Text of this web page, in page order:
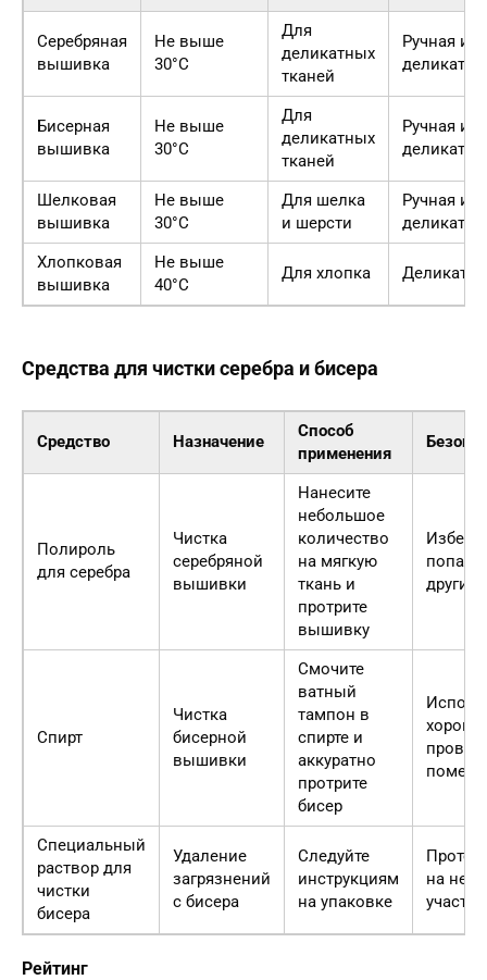
Серебряная
вышивка
Не выше
30°C
Для
деликатных
тканей
Ручная
Бисерная
вышивка
Не выше
30°C
Для
деликатных
тканей
Ручная
Шелковая
вышивка
Не выше
30°C
Для шелка
и шерсти
Ручная
Хлопковая
вышивка
Не выше
40°C
Для хлопка
Средства для чистки серебра и бисера
Средство Назначение
Способ
применения
Полироль
для серебра
Чистка
серебряной
вышивки
Нанесите
небольшое
количество
на мягкую
ткань и
протрите
вышивку
другие
Спирт
Чистка
бисерной
вышивки
Смочите
ватный
тампон в
спирте и
аккуратно
протрите
бисер
хорошо
Специальный
раствор для
чистки
бисера
Удаление
загрязнений
с бисера
Следуйте
инструкциям
на упаковке
на
Рейтинг